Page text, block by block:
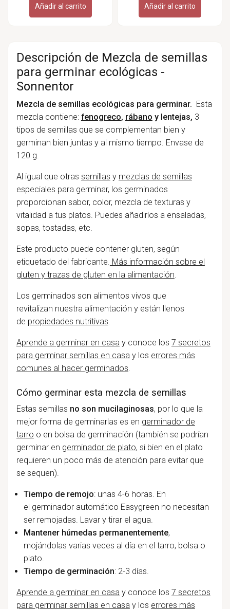
Añadir al carrito Añadir al carrito
Descripción de Mezcla de semillas
para germinar ecológicas -
Sonnentor
Mezcla de semillas ecológicas para germinar. Esta
mezcla contiene: fenogreco, rábano y lentejas, 3
tipos de semillas que se complementan bien y
germinan bien juntas y al mismo tiempo. Envase de
120 g.
Al igual que otras semillas y mezclas de semillas
especiales para germinar, los germinados
proporcionan sabor, color, mezcla de texturas y
vitalidad a tus platos. Puedes añadirlos a ensaladas,
sopas, tostadas, etc.
Este producto puede contener gluten, según
etiquetado del fabricante. Más información sobre el
gluten y trazas de gluten en la alimentación.
Los germinados son alimentos vivos que
revitalizan nuestra alimentación y están llenos
de propiedades nutritivas.
Aprende a germinar en casa y conoce los 7 secretos
para germinar semillas en casa y los errores más
comunes al hacer germinados.
Cómo germinar esta mezcla de semillas
Estas semillas no son mucilaginosas, por lo que la
mejor forma de germinarlas es en germinador de
tarro o en bolsa de germinación (también se podrían
germinar en germinador de plato, si bien en el plato
requieren un poco más de atención para evitar que
se sequen).
Tiempo de remojo: unas 4-6 horas. En
el germinador automático Easygreen no necesitan
ser remojadas. Lavar y tirar el agua.
Mantener húmedas permanentemente,
mojándolas varias veces al día en el tarro, bolsa o
plato.
Tiempo de germinación: 2-3 días.
Aprende a germinar en casa y conoce los 7 secretos
para germinar semillas en casa y los errores más